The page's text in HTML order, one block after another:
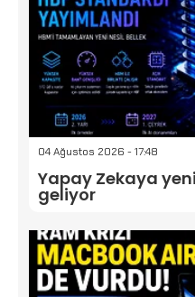
04 Ağustos 2026 - 17:48
Yapay Zekaya
geliyor